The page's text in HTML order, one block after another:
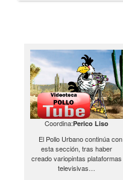
Coordina:Perico Liso
El Pollo Urbano continúa con
esta sección, tras haber
creado variopintas plataformas
televisivas…